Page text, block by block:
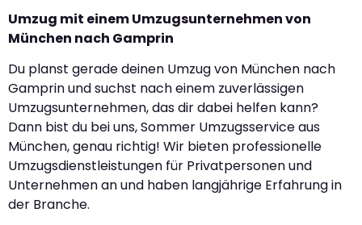
Umzug mit einem Umzugsunternehmen von
München nach Gamprin
Du planst gerade deinen Umzug von München nach
Gamprin und suchst nach einem zuverlässigen
Umzugsunternehmen, das dir dabei helfen kann?
Dann bist du bei uns, Sommer Umzugsservice aus
München, genau richtig! Wir bieten professionelle
Umzugsdienstleistungen für Privatpersonen und
Unternehmen an und haben langjährige Erfahrung in
der Branche.